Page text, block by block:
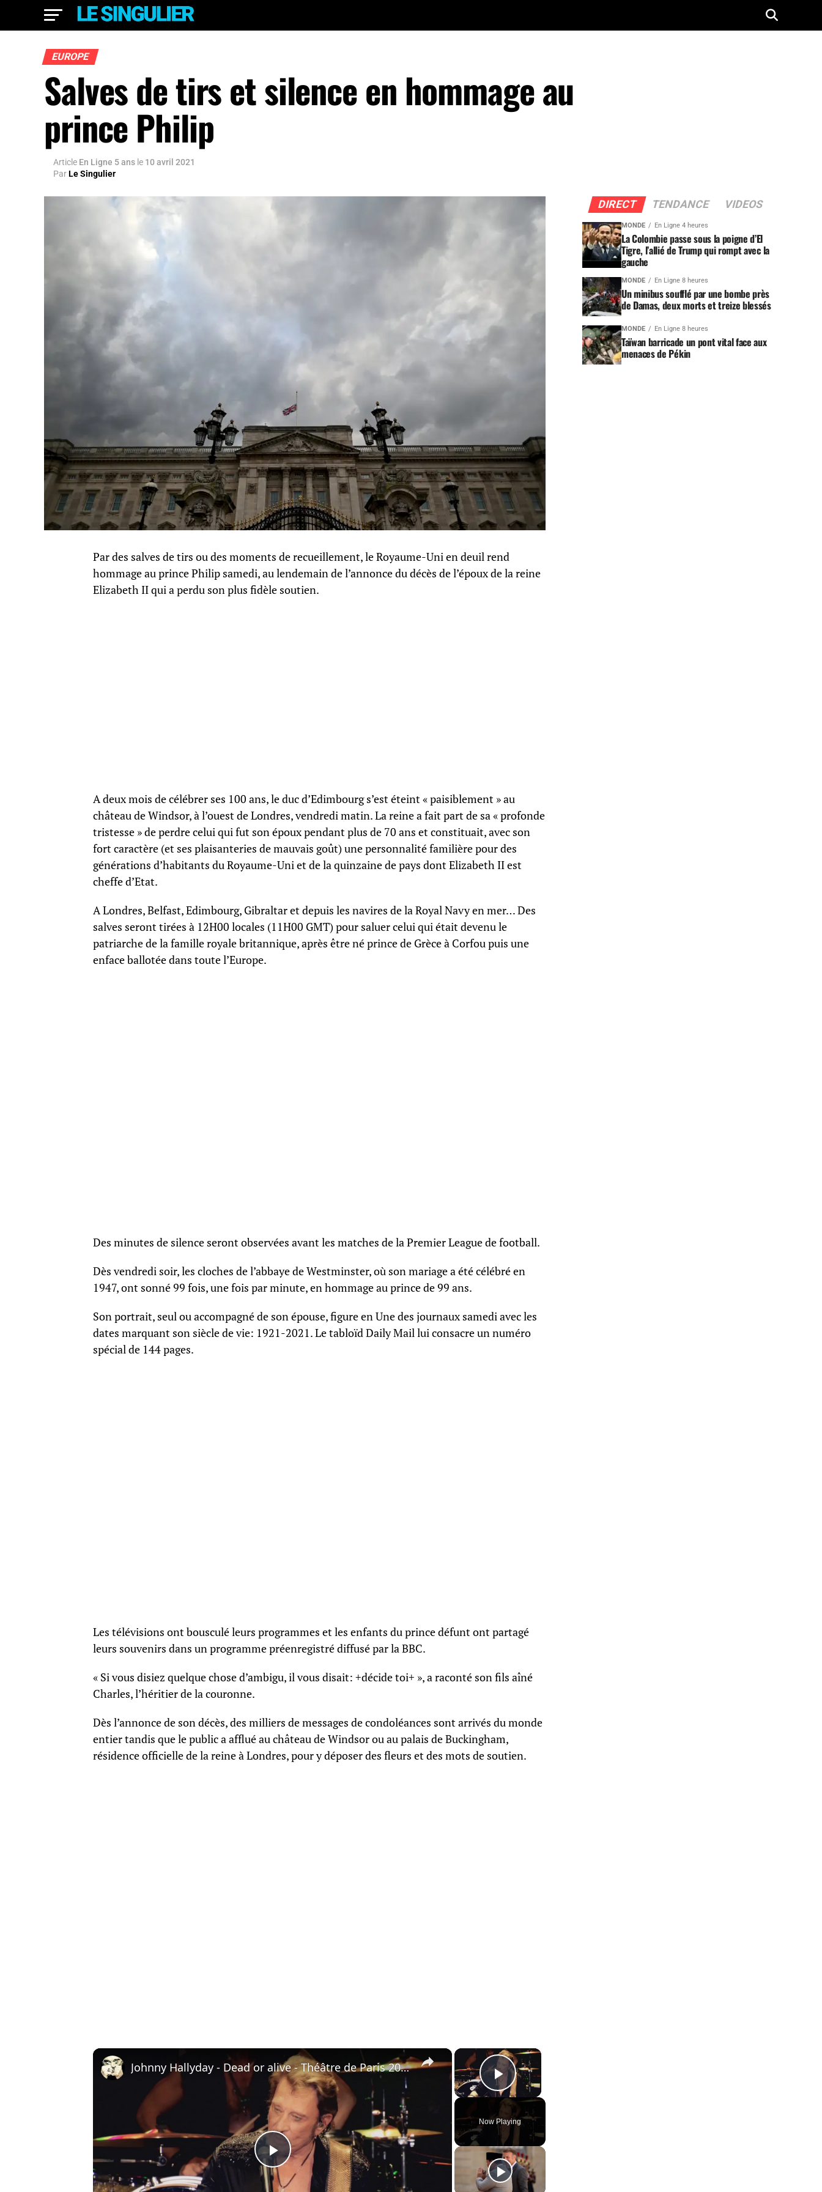
EUROPE
Salves de tirs et silence en hommage au
prince Philip
Article En Ligne 5 ans le 10 avril 2021
ParLe Singulier
Par des salves de tirs ou des moments de recueillement, le Royaume-Uni en deuil rend
hommage au prince Philip samedi, au lendemain de l’annonce du décès de l’époux de la reine
Elizabeth II qui a perdu son plus fidèle soutien.
A deux mois de célébrer ses 100 ans, le duc d’Edimbourg s’est éteint « paisiblement » au
château de Windsor, à l’ouest de Londres, vendredi matin. La reine a fait part de sa « profonde
tristesse » de perdre celui qui fut son époux pendant plus de 70 ans et constituait, avec son
fort caractère (et ses plaisanteries de mauvais goût) une personnalité familière pour des
générations d’habitants du Royaume-Uni et de la quinzaine de pays dont Elizabeth II est
cheffe d’Etat.
A Londres, Belfast, Edimbourg, Gibraltar et depuis les navires de la Royal Navy en mer… Des
salves seront tirées à 12H00 locales (11H00 GMT) pour saluer celui qui était devenu le
patriarche de la famille royale britannique, après être né prince de Grèce à Corfou puis une
enface ballotée dans toute l’Europe.
Des minutes de silence seront observées avant les matches de la Premier League de football.
Dès vendredi soir, les cloches de l’abbaye de Westminster, où son mariage a été célébré en
1947, ont sonné 99 fois, une fois par minute, en hommage au prince de 99 ans.
Son portrait, seul ou accompagné de son épouse, figure en Une des journaux samedi avec les
dates marquant son siècle de vie: 1921-2021. Le tabloïd Daily Mail lui consacre un numéro
spécial de 144 pages.
Les télévisions ont bousculé leurs programmes et les enfants du prince défunt ont partagé
leurs souvenirs dans un programme préenregistré diffusé par la BBC.
« Si vous disiez quelque chose d’ambigu, il vous disait: +décide toi+ », a raconté son fils aîné
Charles, l’héritier de la couronne.
Dès l’annonce de son décès, des milliers de messages de condoléances sont arrivés du monde
entier tandis que le public a afflué au château de Windsor ou au palais de Buckingham,
résidence officielle de la reine à Londres, pour y déposer des fleurs et des mots de soutien.
×
Play Video
Now Playing
×
Play
Johnny Hallyday - Dead or alive - Théâtre de Paris 2013
DIRECT TENDANCE VIDEOS
MONDE En Ligne 4 heures
La Colombie passe sous la poigne d’El
Tigre, l’allié de Trump qui rompt avec la
gauche
MONDE En Ligne 8 heures
Un minibus soufflé par une bombe près
de Damas, deux morts et treize blessés
MONDE En Ligne 8 heures
Taïwan barricade un pont vital face aux
menaces de Pékin